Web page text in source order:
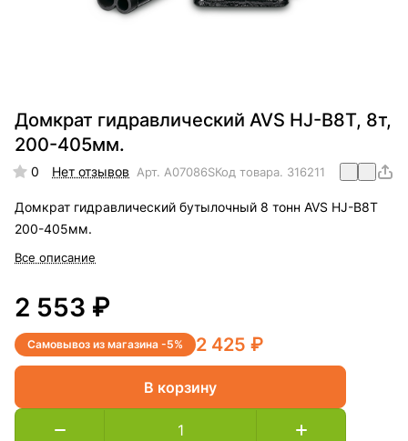
Домкрат гидравлический AVS HJ-B8T, 8т,
200-405мм.
0 Нет отзывов Арт. A07086SКод товара. 316211
Домкрат гидравлический бутылочный 8 тонн AVS HJ-B8T
200-405мм.
Все описание
2 553 ₽
Самовывоз из магазина -5% 2 425 ₽
В корзину